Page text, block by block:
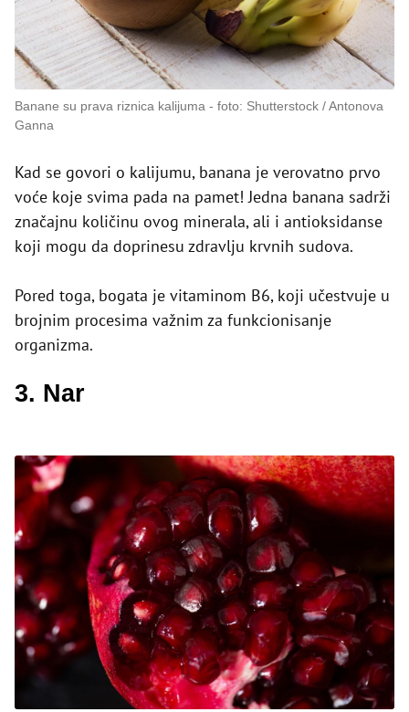
Banane su prava riznica kalijuma
foto: Shutterstock / Antonova
Ganna
Kad se govori o kalijumu, banana je verovatno prvo
voće koje svima pada na pamet! Jedna banana sadrži
značajnu količinu ovog minerala, ali i antioksidanse
koji mogu da doprinesu zdravlju krvnih sudova.
Pored toga, bogata je vitaminom B6, koji učestvuje u
brojnim procesima važnim za funkcionisanje
organizma.
3. Nar